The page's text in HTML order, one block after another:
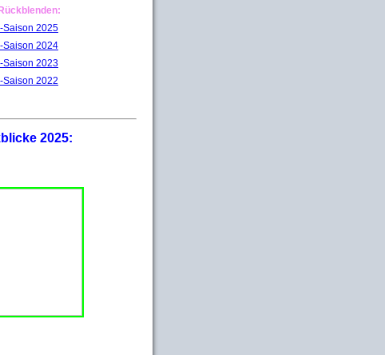
Saison 2025
Saison 2024
Saison 2023
Saison 2022
2025: